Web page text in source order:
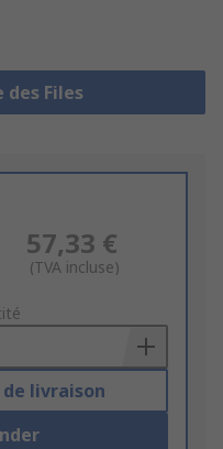
des Files
57,33 €
(TVA incluse)
livraison